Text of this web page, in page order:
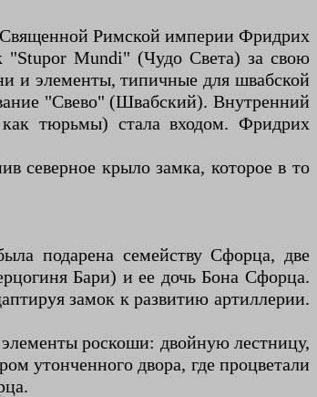
Священной Римской империи Фридрих
"Stupor Mundi" (Чудо Света) за свою
и элементы, типичные для швабской
"Свево" (Швабский). Внутренний
как тюрьмы) стала входом. Фридрих
северное крыло замка, которое в то
подарена семейству Сфорца, две
Бари) и ее дочь Бона Сфорца.
замок к развитию артиллерии.
роскоши: двойную лестницу,
утонченного двора, где процветали